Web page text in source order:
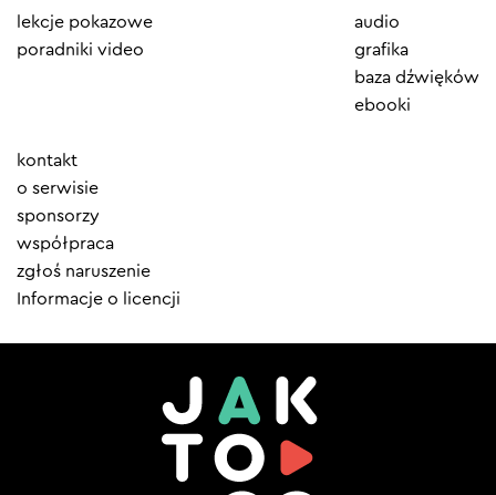
lekcje pokazowe
poradniki video
audio
grafika
baza dźwięków
ebooki
Element
menu
kontakt
o serwisie
sponsorzy
współpraca
zgłoś naruszenie
Informacje o licencji